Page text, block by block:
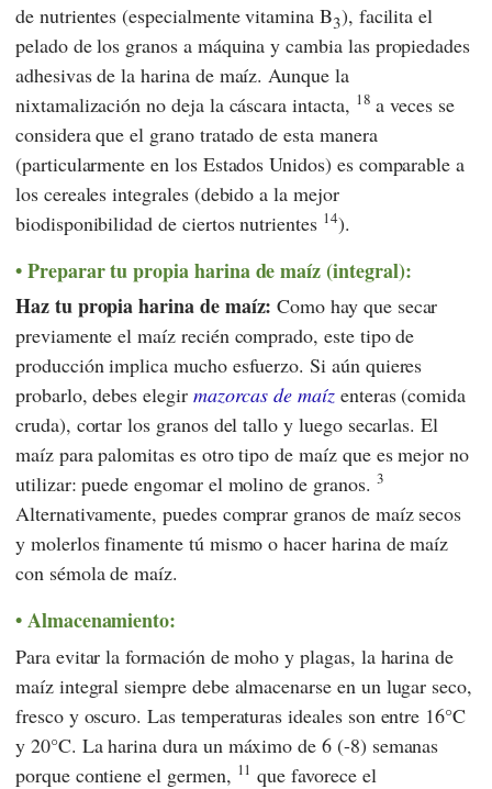
de nutrientes (especialmente vitamina B3), facilita el
pelado de los granos a máquina y cambia las propiedades
adhesivas de la harina de maíz. Aunque la
nixtamalización no deja la cáscara intacta, 18 a veces se
considera que el grano tratado de esta manera
(particularmente en los Estados Unidos) es comparable a
los cereales integrales (debido a la mejor
biodisponibilidad de ciertos nutrientes 14).
Preparar tu propia harina de maíz (integral):
Haz tu propia harina de maíz: Como hay que secar
previamente el maíz recién comprado, este tipo de
producción implica mucho esfuerzo. Si aún quieres
probarlo, debes elegir mazorcas de maízenteras (comida
cruda), cortar los granos del tallo y luego secarlas. El
maíz para palomitas es otro tipo de maíz que es mejor no
utilizar: puede engomar el molino de granos. 3
Alternativamente, puedes comprar granos de maíz secos
y molerlos finamente tú mismo o hacer harina de maíz
con sémola de maíz.
Almacenamiento:
Para evitar la formación de moho y plagas, la harina de
maíz integral siempre debe almacenarse en un lugar seco,
fresco y oscuro. Las temperaturas ideales son entre 16°C
y 20°C. La harina dura un máximo de 6 (-8) semanas
porque contiene el germen, 11 que favorece el